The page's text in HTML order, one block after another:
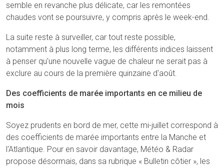
semble en revanche plus délicate, car les remontées
chaudes vont se poursuivre, y compris après le week-end.
La suite reste à surveiller, car tout reste possible,
notamment à plus long terme, les différents indices laissent
à penser qu'une nouvelle vague de chaleur ne serait pas à
exclure au cours de la première quinzaine d'août.
Des coefficients de marée importants en ce milieu de
mois
Soyez prudents en bord de mer, cette mi-juillet correspond à
des coefficients de marée importants entre la Manche et
l'Atlantique. Pour en savoir davantage, Météo & Radar
propose désormais, dans sa rubrique « Bulletin côtier », les